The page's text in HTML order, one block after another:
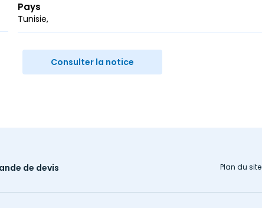
Pays
Tunisie
Consulter la notice
de devis Plan du site